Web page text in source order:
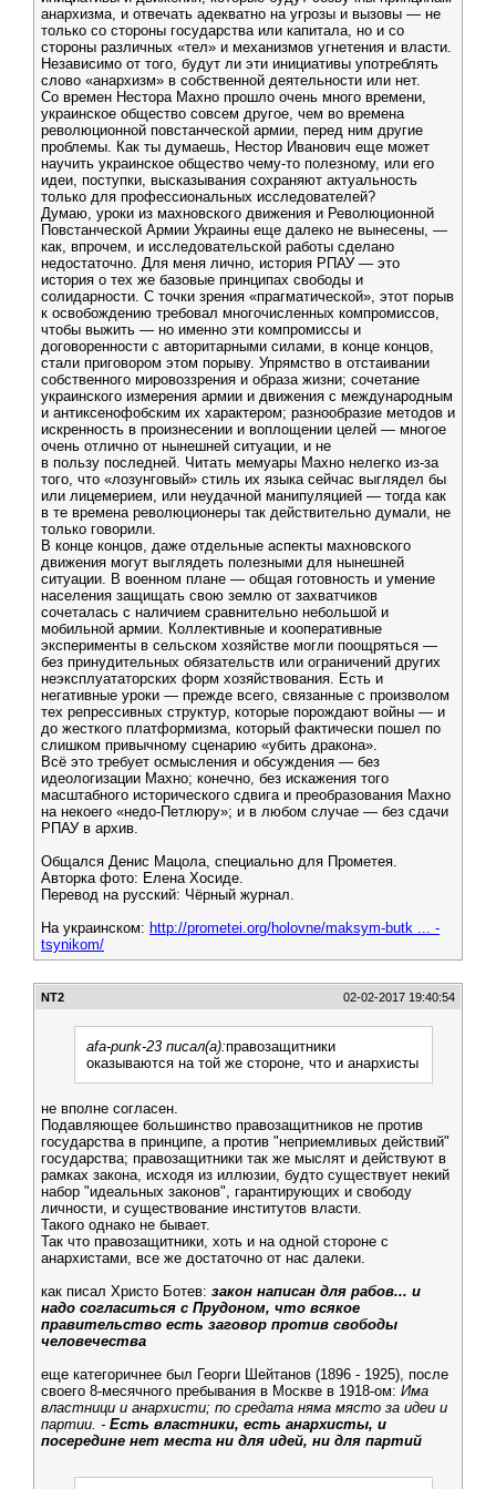
анархизма, и отвечать адекватно на угрозы и вызовы — не
только со стороны государства или капитала, но и со
стороны различных «тел» и механизмов угнетения и власти.
Независимо от того, будут ли эти инициативы употреблять
слово «анархизм» в собственной деятельности или нет.
Со времен Нестора Махно прошло очень много времени,
украинское общество совсем другое, чем во времена
революционной повстанческой армии, перед ним другие
проблемы. Как ты думаешь, Нестор Иванович еще может
научить украинское общество чему-то полезному, или его
идеи, поступки, высказывания сохраняют актуальность
только для профессиональных исследователей?
Думаю, уроки из махновского движения и Революционной
Повстанческой Армии Украины еще далеко не вынесены, —
как, впрочем, и исследовательской работы сделано
недостаточно. Для меня лично, история РПАУ — это
история о тех же базовые принципах свободы и
солидарности. С точки зрения «прагматической», этот порыв
к освобождению требовал многочисленных компромиссов,
чтобы выжить — но именно эти компромиссы и
договоренности с авторитарными силами, в конце концов,
стали приговором этом порыву. Упрямство в отстаивании
собственного мировоззрения и образа жизни; сочетание
украинского измерения армии и движения с международным
и антиксенофобским их характером; разнообразие методов и
искренность в произнесении и воплощении целей — многое
очень отлично от нынешней ситуации, и не
в пользу последней. Читать мемуары Махно нелегко из-за
того, что «лозунговый» стиль их языка сейчас выглядел бы
или лицемерием, или неудачной манипуляцией — тогда как
в те времена революционеры так действительно думали, не
только говорили.
В конце концов, даже отдельные аспекты махновского
движения могут выглядеть полезными для нынешней
ситуации. В военном плане — общая готовность и умение
населения защищать свою землю от захватчиков
сочеталась с наличием сравнительно небольшой и
мобильной армии. Коллективные и кооперативные
эксперименты в сельском хозяйстве могли поощряться —
без принудительных обязательств или ограничений других
неэксплуататорских форм хозяйствования. Есть и
негативные уроки — прежде всего, связанные с произволом
тех репрессивных структур, которые порождают войны — и
до жесткого платформизма, который фактически пошел по
слишком привычному сценарию «убить дракона».
Всё это требует осмысления и обсуждения — без
идеологизации Махно; конечно, без искажения того
масштабного исторического сдвига и преобразования Махно
на некоего «недо-Петлюру»; и в любом случае — без сдачи
РПАУ в архив.
Общался Денис Мацола, специально для Прометея.
Авторка фото: Елена Хосиде.
Перевод на русский: Чёрный журнал.
На украинском: http://prometei.org/holovne/maksym-butk ... -
tsynikom/
NT2 02-02-2017 19:40:54
afa-punk-23 писал(а):правозащитники
оказываются на той же стороне, что и анархисты
не вполне согласен.
Подавляющее большинство правозащитников не против
государства в принципе, а против "неприемливых действий"
государства; правозащитники так же мыслят и действуют в
рамках закона, исходя из иллюзии, будто существует некий
набор "идеальных законов", гарантирующих и свободу
личности, и существование институтов власти.
Такого однако не бывает.
Так что правозащитники, хоть и на одной стороне с
анархистами, все же достаточно от нас далеки.
как писал Христо Ботев: закон написан для рабов... и
надо согласиться с Прудоном, что всякое
правительство есть заговор против свободы
человечества
еще категоричнее был Георги Шейтанов (1896 - 1925), после
своего 8-месячного пребывания в Москве в 1918-ом: Има
властници и анархисти; по средата няма място за идеи и
партии. - Есть властники, есть анархисты, и
посередине нет места ни для идей, ни для партий